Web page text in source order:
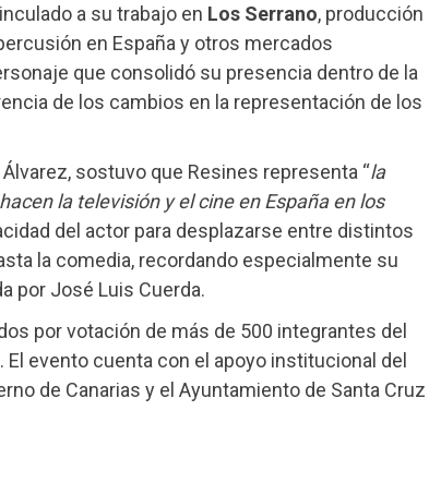
a su trabajo en Los Serrano, producción
en España y otros mercados
que consolidó su presencia dentro de la
de los cambios en la representación de los
sostuvo que Resines representa “la
la televisión y el cine en España en los
del actor para desplazarse entre distintos
la comedia, recordando especialmente su
por José Luis Cuerda.
por votación de más de 500 integrantes del
evento cuenta con el apoyo institucional del
de Canarias y el Ayuntamiento de Santa Cruz